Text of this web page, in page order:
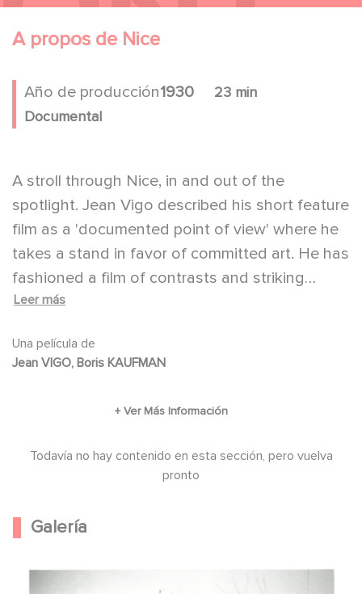
A propos de Nice
Año de producción1930
23 min
Documental
A stroll through Nice, in and out of the
spotlight. Jean Vigo described his short feature
film as a 'documented point of view' where he
takes a stand in favor of committed art. He has
fashioned a film of contrasts and striking
images in apposition where the harsh light of
Leer más
Una película de
Jean VIGO, Boris KAUFMAN
Todavía no hay contenido en esta sección, pero vuelva
pronto
Galería